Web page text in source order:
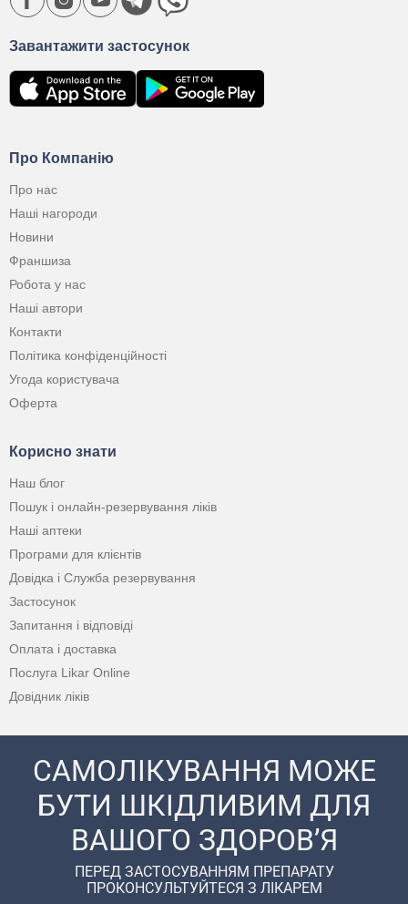
Про Компанію
Про нас
Наші нагороди
Новини
Франшиза
Робота у нас
Наші автори
Контакти
Політика конфіденційності
Угода користувача
Оферта
Корисно знати
Наш блог
Пошук і онлайн-резервування ліків
Наші аптеки
Програми для клієнтів
Довідка і Служба резервування
Застосунок
Запитання і відповіді
Оплата і доставка
Послуга Likar Online
Довідник ліків
Завантажити застосунок
САМОЛІКУВАННЯ МОЖЕ
БУТИ ШКІДЛИВИМ ДЛЯ
ВАШОГО ЗДОРОВ’Я
ПЕРЕД ЗАСТОСУВАННЯМ ПРЕПАРАТУ
ПРОКОНСУЛЬТУЙТЕСЯ З ЛІКАРЕМ